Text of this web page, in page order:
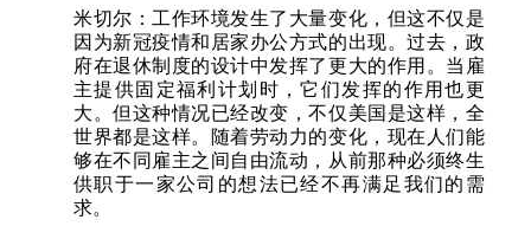
米切尔：工作环境发生了大量变化，但这不仅是
因为新冠疫情和居家办公方式的出现。过去，政
府在退休制度的设计中发挥了更大的作用。当雇
主提供固定福利计划时，它们发挥的作用也更
大。但这种情况已经改变，不仅美国是这样，全
世界都是这样。随着劳动力的变化，现在人们能
够在不同雇主之间自由流动，从前那种必须终生
供职于一家公司的想法已经不再满足我们的需
求。